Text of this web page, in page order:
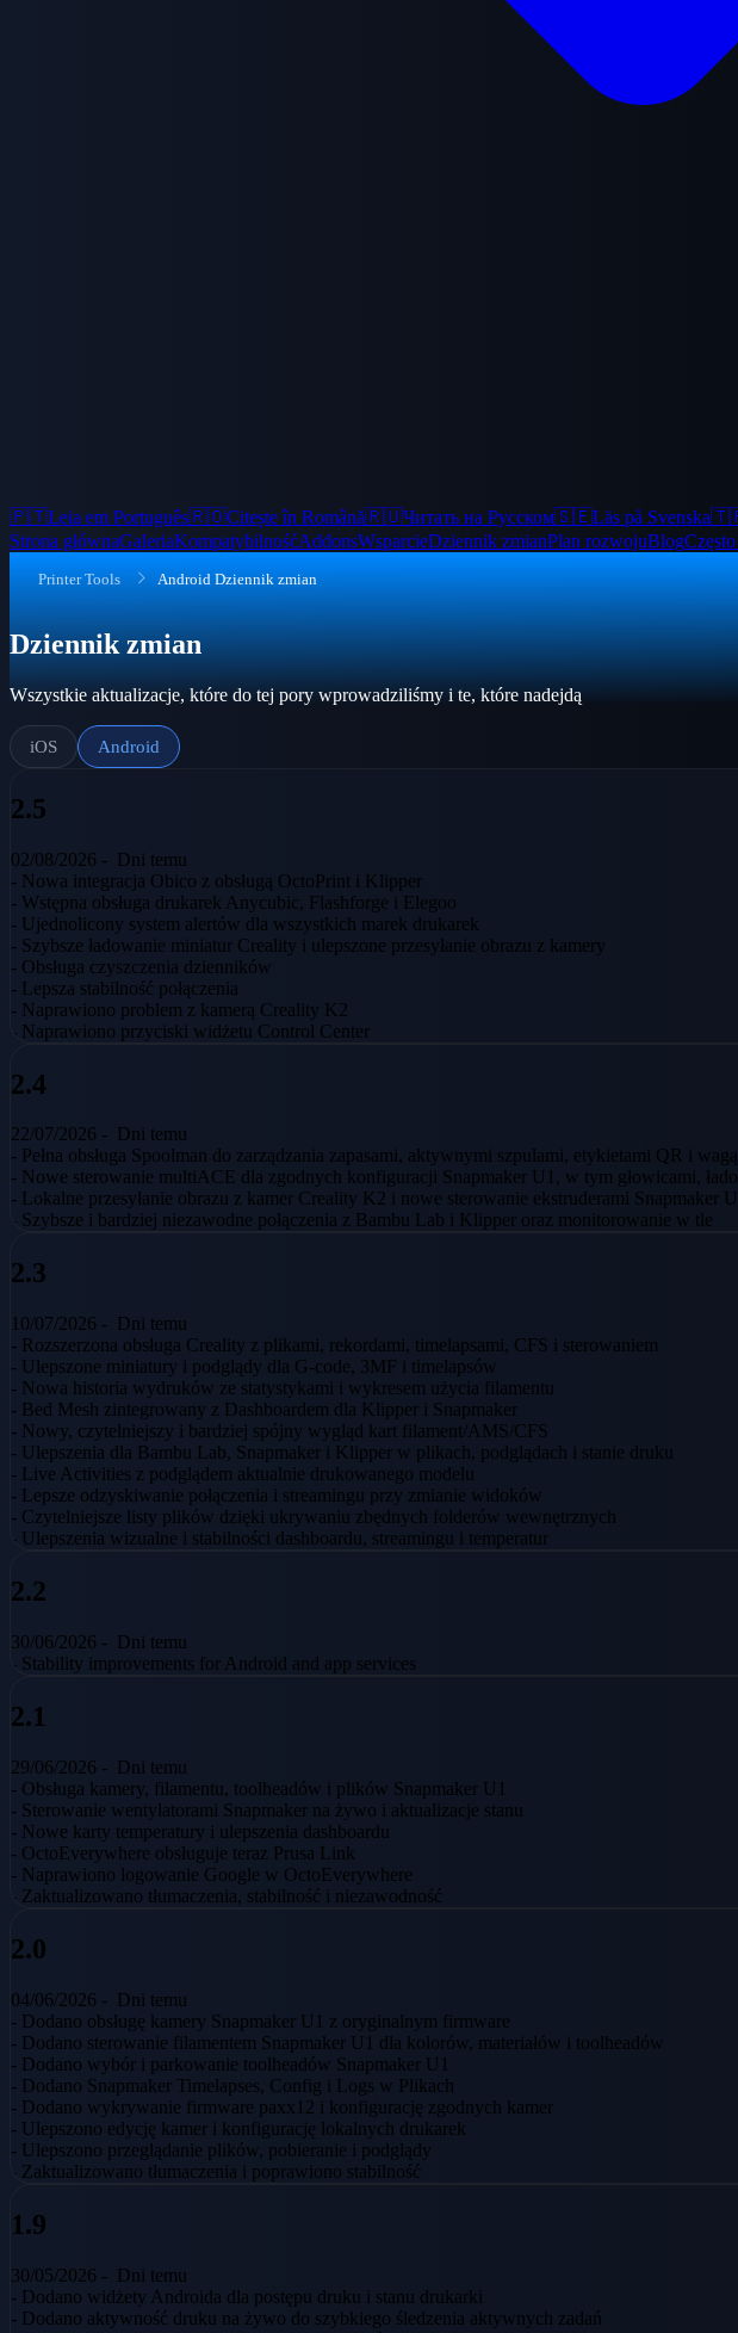
🇵🇹Leia em Português🇷🇴Citește în Română🇷🇺Читать на Русском🇸🇪Läs på Svenska
Strona głównaGaleriaKompatybilnośćAddonsWsparcieDziennik zmianPlan rozwojuBlog
Printer Tools Android Dziennik zmian
Dziennik zmian
Wszystkie aktualizacje, które do tej pory wprowadziliśmy i te, które nadejdą
iOS Android
2.5
02/08/2026 - Dni temu
- Nowa integracja Obico z obsługą OctoPrint i Klipper
- Wstępna obsługa drukarek Anycubic, Flashforge i Elegoo
- Ujednolicony system alertów dla wszystkich marek drukarek
- Szybsze ładowanie miniatur Creality i ulepszone przesyłanie obrazu z kamery
- Obsługa czyszczenia dzienników
- Lepsza stabilność połączenia
- Naprawiono problem z kamerą Creality K2
- Naprawiono przyciski widżetu Control Center
2.4
22/07/2026 - Dni temu
- Pełna obsługa Spoolman do zarządzania zapasami, aktywnymi szpulami, etykietami QR i
- Nowe sterowanie multiACE dla zgodnych konfiguracji Snapmaker U1, w tym głowicami,
- Lokalne przesyłanie obrazu z kamer Creality K2 i nowe sterowanie ekstruderami Snapmaker
- Szybsze i bardziej niezawodne połączenia z Bambu Lab i Klipper oraz monitorowanie w tle
2.3
10/07/2026 - Dni temu
- Rozszerzona obsługa Creality z plikami, rekordami, timelapsami, CFS i sterowaniem
- Ulepszone miniatury i podglądy dla G-code, 3MF i timelapsów
- Nowa historia wydruków ze statystykami i wykresem użycia filamentu
- Bed Mesh zintegrowany z Dashboardem dla Klipper i Snapmaker
- Nowy, czytelniejszy i bardziej spójny wygląd kart filament/AMS/CFS
- Ulepszenia dla Bambu Lab, Snapmaker i Klipper w plikach, podglądach i stanie druku
- Live Activities z podglądem aktualnie drukowanego modelu
- Lepsze odzyskiwanie połączenia i streamingu przy zmianie widoków
- Czytelniejsze listy plików dzięki ukrywaniu zbędnych folderów wewnętrznych
- Ulepszenia wizualne i stabilności dashboardu, streamingu i temperatur
2.2
30/06/2026 - Dni temu
- Stability improvements for Android and app services
2.1
29/06/2026 - Dni temu
- Obsługa kamery, filamentu, toolheadów i plików Snapmaker U1
- Sterowanie wentylatorami Snapmaker na żywo i aktualizacje stanu
- Nowe karty temperatury i ulepszenia dashboardu
- OctoEverywhere obsługuje teraz Prusa Link
- Naprawiono logowanie Google w OctoEverywhere
- Zaktualizowano tłumaczenia, stabilność i niezawodność
2.0
04/06/2026 - Dni temu
- Dodano obsługę kamery Snapmaker U1 z oryginalnym firmware
- Dodano sterowanie filamentem Snapmaker U1 dla kolorów, materiałów i toolheadów
- Dodano wybór i parkowanie toolheadów Snapmaker U1
- Dodano Snapmaker Timelapses, Config i Logs w Plikach
- Dodano wykrywanie firmware paxx12 i konfigurację zgodnych kamer
- Ulepszono edycję kamer i konfigurację lokalnych drukarek
- Ulepszono przeglądanie plików, pobieranie i podglądy
- Zaktualizowano tłumaczenia i poprawiono stabilność
1.9
30/05/2026 - Dni temu
- Dodano widżety Androida dla postępu druku i stanu drukarki
- Dodano aktywność druku na żywo do szybkiego śledzenia aktywnych zadań